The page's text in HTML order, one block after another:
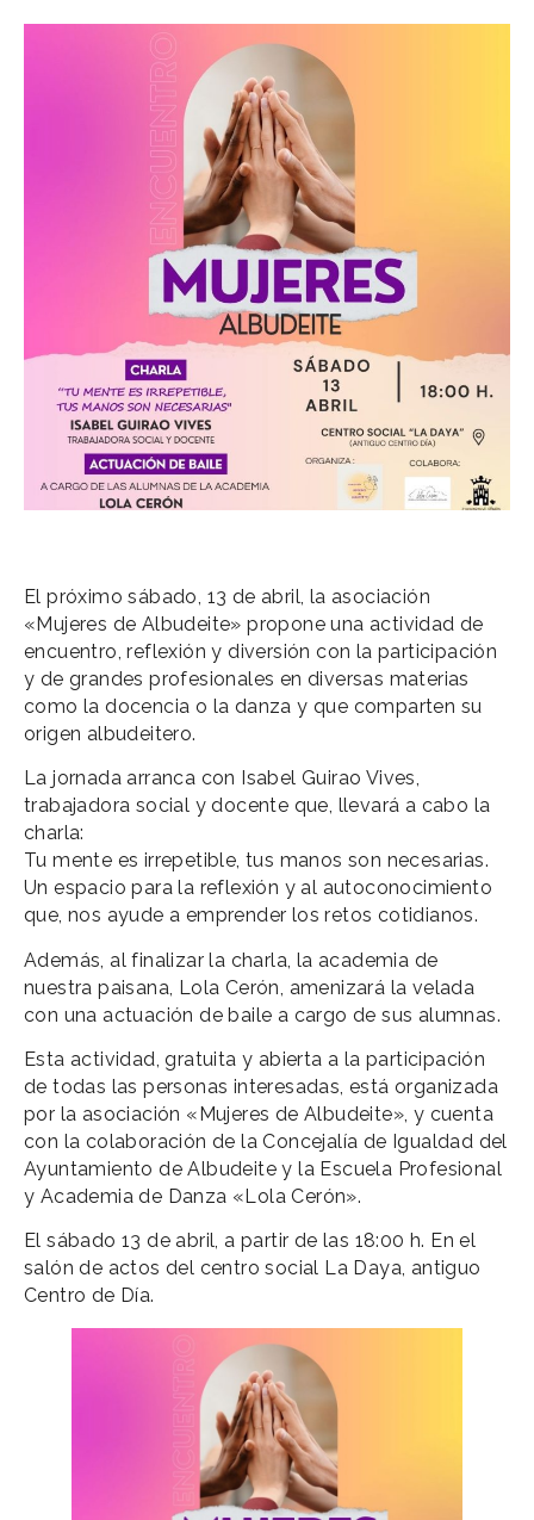
El próximo sábado, 13 de abril, la asociación
«Mujeres de Albudeite» propone una actividad de
encuentro, reflexión y diversión con la participación
y de grandes profesionales en diversas materias
como la docencia o la danza y que comparten su
origen albudeitero.
La jornada arranca con Isabel Guirao Vives,
trabajadora social y docente que, llevará a cabo la
charla:
Tu mente es irrepetible, tus manos son necesarias.
Un espacio para la reflexión y al autoconocimiento
que, nos ayude a emprender los retos cotidianos.
Además, al finalizar la charla, la academia de
nuestra paisana, Lola Cerón, amenizará la velada
con una actuación de baile a cargo de sus alumnas.
Esta actividad, gratuita y abierta a la participación
de todas las personas interesadas, está organizada
por la asociación «Mujeres de Albudeite», y cuenta
con la colaboración de la Concejalía de Igualdad del
Ayuntamiento de Albudeite y la Escuela Profesional
y Academia de Danza «Lola Cerón».
El sábado 13 de abril, a partir de las 18:00 h. En el
salón de actos del centro social La Daya, antiguo
Centro de Día.